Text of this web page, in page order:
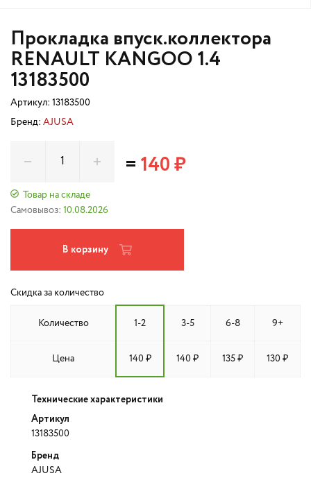
Прокладка впуск.коллектора
RENAULT KANGOO 1.4
13183500
Артикул: 13183500
Бренд: AJUSA
Товар на складе
Самовывоз: 10.08.2026
=140 ₽
В корзину
Скидка за количество
Количество 1-2 3-5 6-8 9+
Цена 140 ₽ 140 ₽ 135 ₽ 130 ₽
Технические характеристики
Артикул
13183500
Бренд
AJUSA